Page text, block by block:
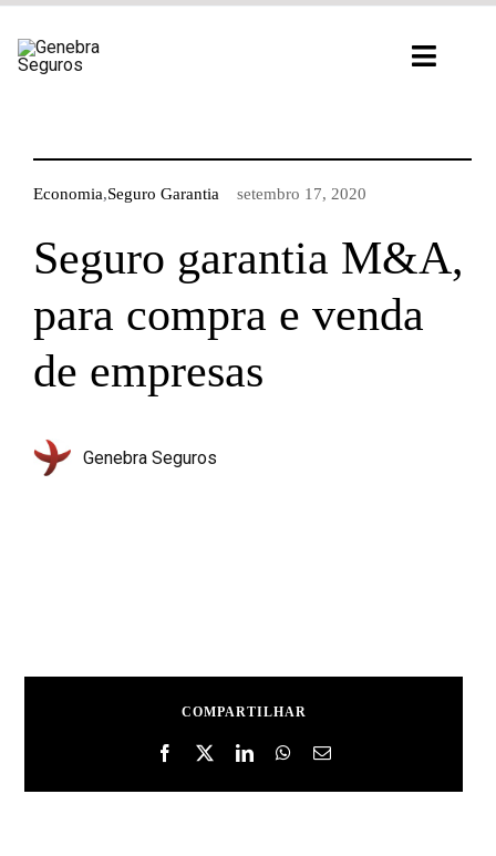
para
Economia,Seguro Garantia setembro 17, 2020
Seguro garantia M&A,
para compra e venda
de empresas
Genebra Seguros
COMPARTILHAR